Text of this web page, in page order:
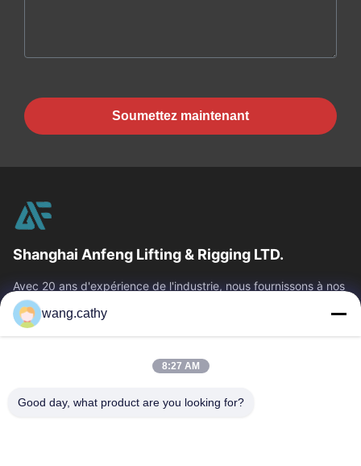
Soumettez maintenant
Shanghai Anfeng Lifting & Rigging LTD.
Avec 20 ans d'expérience de l'industrie, nous fournissons à nos
clients les produits de la meilleure qualité de levage et de
calage et les...
Liens Rapides
Produits
Vidéos
Au Sujet De Nous
wang.cathy
8:27 AM
Good day, what product are you looking for?